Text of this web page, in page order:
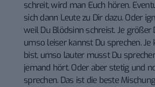
schreit, wird man Euch hören.
sich dann Leute zu Dir dazu. Oder
weil Du Blödsinn schreist. Je größer
umso leiser kannst Du sprechen. Je
bist, umso lauter musst Du
jemand hört. Oder aber stetig und
sprechen. Das ist die beste